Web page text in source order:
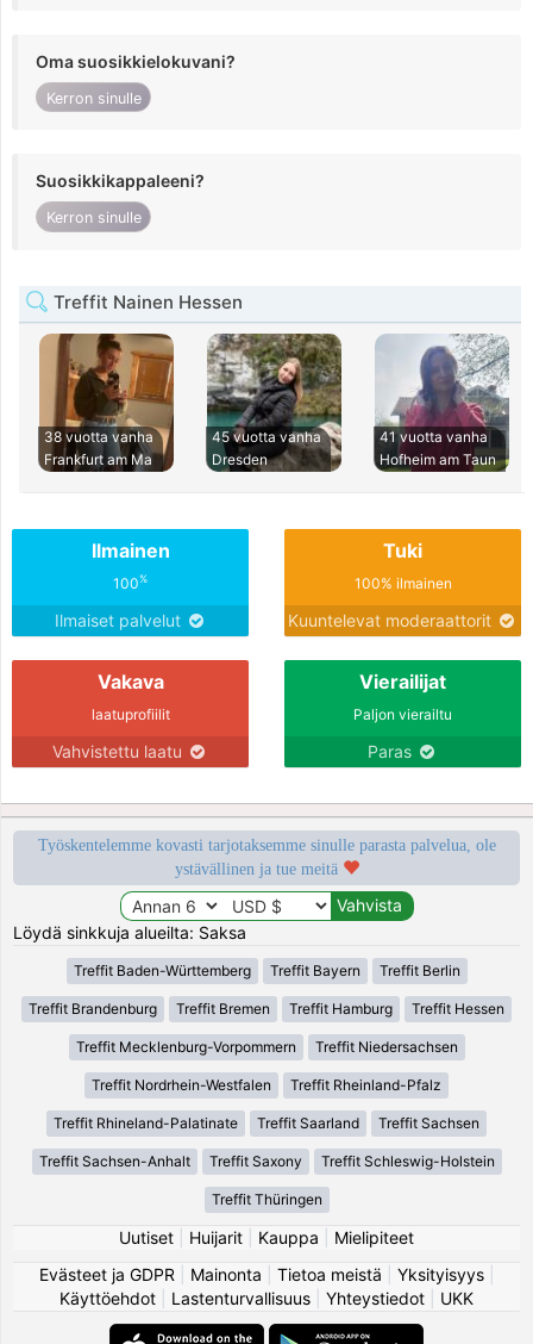
Oma suosikkielokuvani?
Kerron sinulle
Suosikkikappaleeni?
Kerron sinulle
Treffit Nainen Hessen
38 vuotta vanha
Frankfurt am Ma
45 vuotta vanha
Dresden
41 vuotta vanha
Hofheim am Taun
Ilmainen
100%
Ilmaiset palvelut
Tuki
100% ilmainen
Kuuntelevat moderaattorit
Vakava
laatuprofiilit
Vahvistettu laatu
Vierailijat
Paljon vierailtu
Paras
Työskentelemme kovasti tarjotaksemme sinulle parasta palvelua, ole
ystävällinen ja tue meitä
Löydä sinkkuja alueilta: Saksa
Treffit Baden-Württemberg Treffit Bayern Treffit Berlin
Treffit Brandenburg Treffit Bremen Treffit Hamburg Treffit Hessen
Treffit Mecklenburg-Vorpommern Treffit Niedersachsen
Treffit Nordrhein-Westfalen Treffit Rheinland-Pfalz
Treffit Rhineland-Palatinate Treffit Saarland Treffit Sachsen
Treffit Sachsen-Anhalt Treffit Saxony Treffit Schleswig-Holstein
Treffit Thüringen
Uutiset Huijarit Kauppa
Mielipiteet
Evästeet ja GDPR
Mainonta Tietoa meistä Yksityisyys|
Käyttöehdot
Lastenturvallisuus Yhteystiedot UKK